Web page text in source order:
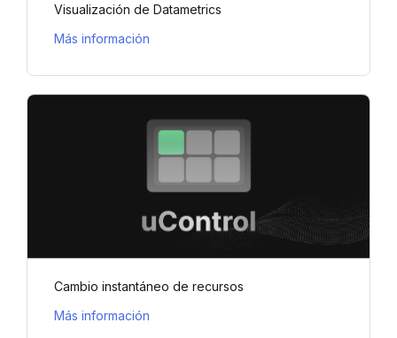
Visualización de Datametrics
Más información
Cambio instantáneo de recursos
Más información